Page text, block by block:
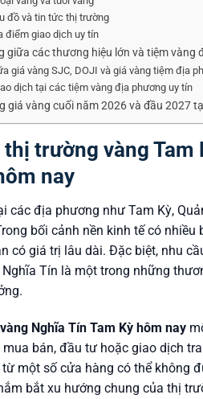
đồ và tin tức thị trường
điểm giao dịch uy tín
giữa các thương hiệu lớn và tiệm vàng
giá vàng SJC, DOJI và giá vàng tiệm địa
dịch tại các tiệm vàng địa phương uy tín
giá vàng cuối năm 2026 và đầu 2027
trường vàng Tam
nay
các địa phương như Tam Kỳ,
bối cảnh nền kinh tế có
có giá trị lâu dài. Đặc biệt, nhu
Nghĩa Tín là một trong những
Nghĩa Tín Tam Kỳ hôm nay
bán, đầu tư hoặc giao dịch
một số cửa hàng có thể không
bắt xu hướng chung của thị